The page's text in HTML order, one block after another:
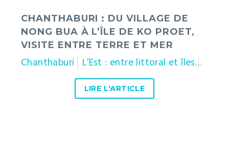
visite
entre
terre
mer
CHANTHABURI : DU VILLAGE DE
NONG BUA À L’ÎLE DE KO PROET,
VISITE ENTRE TERRE ET MER
Chanthaburi L’Est : entre littoral et îles
LIRE L'ARTICLE